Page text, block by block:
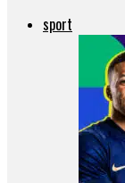
sport